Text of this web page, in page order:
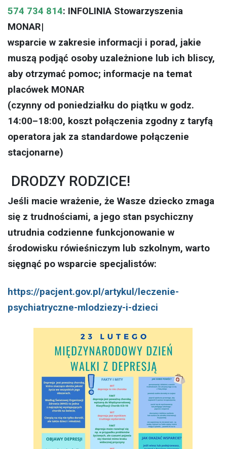
574 734 814: INFOLINIA Stowarzyszenia
MONAR|
wsparcie w zakresie informacji i porad, jakie
muszą podjąć osoby uzależnione lub ich bliscy,
aby otrzymać pomoc; informacje na temat
placówek MONAR
(czynny od poniedziałku do piątku w godz.
14:00–18:00, koszt połączenia zgodny z taryfą
operatora jak za standardowe połączenie
stacjonarne)
DRODZY RODZICE!
Jeśli macie wrażenie, że Wasze dziecko zmaga
się z trudnościami, a jego stan psychiczny
utrudnia codzienne funkcjonowanie w
środowisku rówieśniczym lub szkolnym, warto
sięgnąć po wsparcie specjalistów:
https://pacjent.gov.pl/artykul/leczenie-
psychiatryczne-mlodziezy-i-dzieci